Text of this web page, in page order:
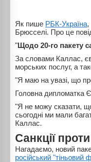
Як пише РБК-Україна,
Брюсселі. Про це
"Щодо 20-го пакету
За словами Каллас,
морських послуг, а
"Я маю на увазі, що
Головна дипломатка
"Я не можу сказати,
сьогодні ми мали
Каллас.
Санкції
Нагадаємо, новий
російський "тіньовий